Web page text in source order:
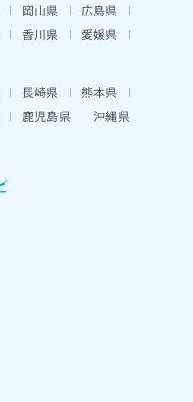
岡山県
広島県
香川県
愛媛県
長崎県
熊本県
鹿児島県 沖縄県